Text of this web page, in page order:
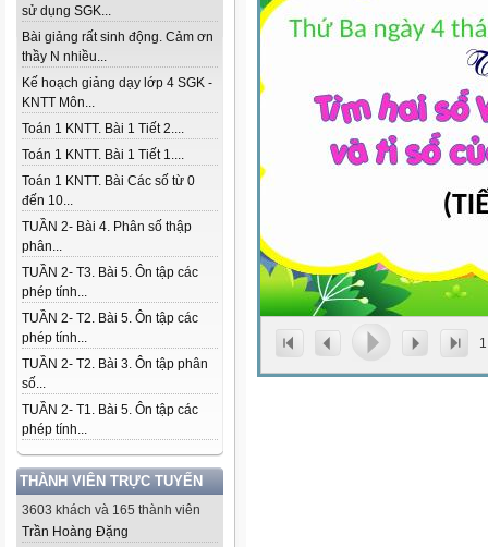
sử dụng SGK...
Bài giảng rất sinh động. Cảm ơn
thầy N nhiều...
Kế hoạch giảng dạy lớp 4 SGK -
KNTT Môn...
Toán 1 KNTT. Bài 1 Tiết 2....
Toán 1 KNTT. Bài 1 Tiết 1....
Toán 1 KNTT. Bài Các số từ 0
đến 10...
TUẦN 2- Bài 4. Phân số thập
phân...
TUẦN 2- T3. Bài 5. Ôn tập các
phép tính...
TUẦN 2- T2. Bài 5. Ôn tập các
phép tính...
TUẦN 2- T2. Bài 3. Ôn tập phân
số...
TUẦN 2- T1. Bài 5. Ôn tập các
phép tính...
THÀNH VIÊN TRỰC TUYẾN
3603 khách và 165 thành viên
Trần Hoàng Đặng
1